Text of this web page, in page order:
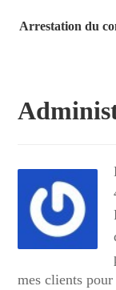
Arrestation du
mes clients